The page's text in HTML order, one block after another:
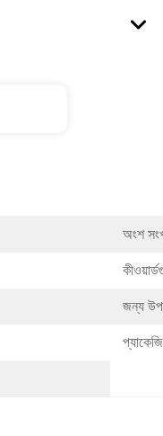
অংশ
জন্য